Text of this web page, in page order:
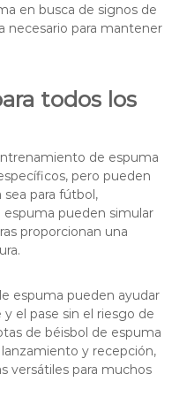
en busca de signos de
necesario para mantener
todos los
de espuma
pero pueden
sea para fútbol,
espuma pueden simular
proporcionan una
espuma pueden ayudar
el pase sin el riesgo de
de béisbol de espuma
y recepción,
versátiles para muchos